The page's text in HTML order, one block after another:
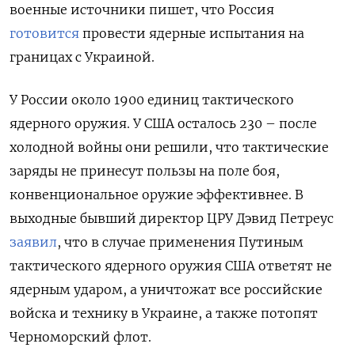
военные источники пишет, что Россия
готовится провести ядерные испытания на
границах с Украиной.
У России около 1900 единиц тактического
ядерного оружия. У США осталось 230 – после
холодной войны они решили, что тактические
заряды не принесут пользы на поле боя,
конвенциональное оружие эффективнее. В
выходные бывший директор ЦРУ Дэвид Петреус
заявил, что в случае применения Путиным
тактического ядерного оружия США ответят не
ядерным ударом, а уничтожат все российские
войска и технику в Украине, а также потопят
Черноморский флот.